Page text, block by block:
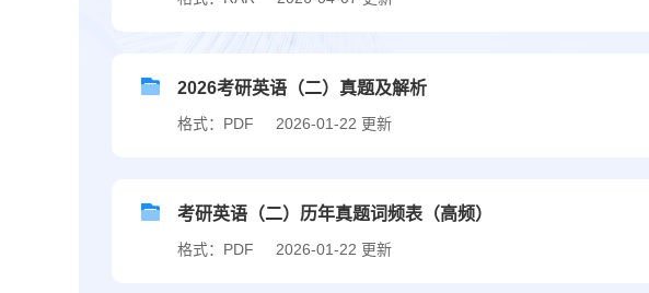
2026考研英语（二）真题及解析
格式：PDF 2026-01-22 更新
考研英语（二）历年真题词频表（高频）
格式：PDF 2026-01-22 更新